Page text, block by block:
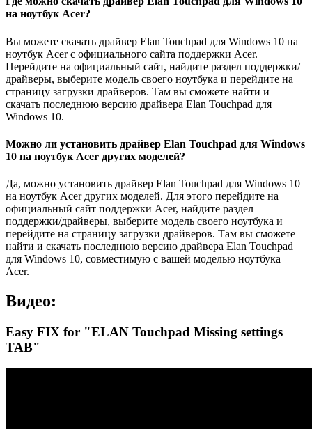
на ноутбук Acer?
Вы можете скачать драйвер Elan Touchpad для Windows 10 на
ноутбук Acer с официального сайта поддержки Acer.
Перейдите на официальный сайт, найдите раздел поддержки/
драйверы, выберите модель своего ноутбука и перейдите на
страницу загрузки драйверов. Там вы сможете найти и
скачать последнюю версию драйвера Elan Touchpad для
Windows 10.
Можно ли установить драйвер Elan Touchpad для Windows
10 на ноутбук Acer других моделей?
Да, можно установить драйвер Elan Touchpad для Windows 10
на ноутбук Acer других моделей. Для этого перейдите на
официальный сайт поддержки Acer, найдите раздел
поддержки/драйверы, выберите модель своего ноутбука и
перейдите на страницу загрузки драйверов. Там вы сможете
найти и скачать последнюю версию драйвера Elan Touchpad
для Windows 10, совместимую с вашей моделью ноутбука
Acer.
Видео:
Easy FIX for "ELAN Touchpad Missing settings
TAB"